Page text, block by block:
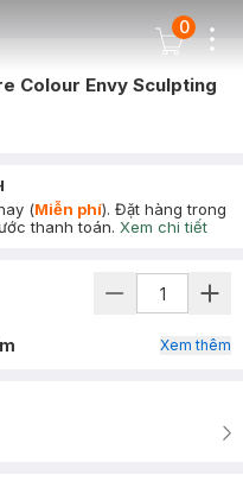
Cart Icon
0
Colour Envy Sculpting
(Miễn phí). Đặt hàng trong
thanh toán. Xem chi tiết
Xem thêm